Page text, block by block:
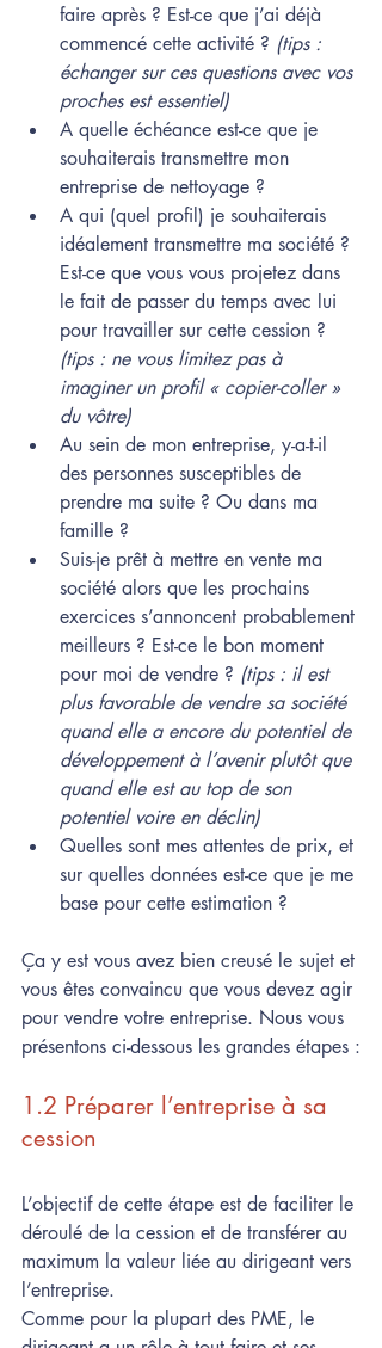
faire après ? Est-ce que j’ai déjà
commencé cette activité ? (tips :
échanger sur ces questions avec vos
proches est essentiel)
A quelle échéance est-ce que je
souhaiterais transmettre mon
entreprise de nettoyage ?
A qui (quel profil) je souhaiterais
idéalement transmettre ma société ?
Est-ce que vous vous projetez dans
le fait de passer du temps avec lui
pour travailler sur cette cession ?
(tips : ne vous limitez pas à
imaginer un profil « copier-coller »
du vôtre)
Au sein de mon entreprise, y-a-t-il
des personnes susceptibles de
prendre ma suite ? Ou dans ma
famille ?
Suis-je prêt à mettre en vente ma
société alors que les prochains
exercices s’annoncent probablement
meilleurs ? Est-ce le bon moment
pour moi de vendre ? (tips : il est
plus favorable de vendre sa société
quand elle a encore du potentiel de
développement à l’avenir plutôt que
quand elle est au top de son
potentiel voire en déclin)
Quelles sont mes attentes de prix, et
sur quelles données est-ce que je me
base pour cette estimation ?
Ça y est vous avez bien creusé le sujet et
vous êtes convaincu que vous devez agir
pour vendre votre entreprise. Nous vous
présentons ci-dessous les grandes étapes :
1.2 Préparer l’entreprise à sa
cession
L’objectif de cette étape est de faciliter le
déroulé de la cession et de transférer au
maximum la valeur liée au dirigeant vers
l’entreprise.
Comme pour la plupart des PME, le